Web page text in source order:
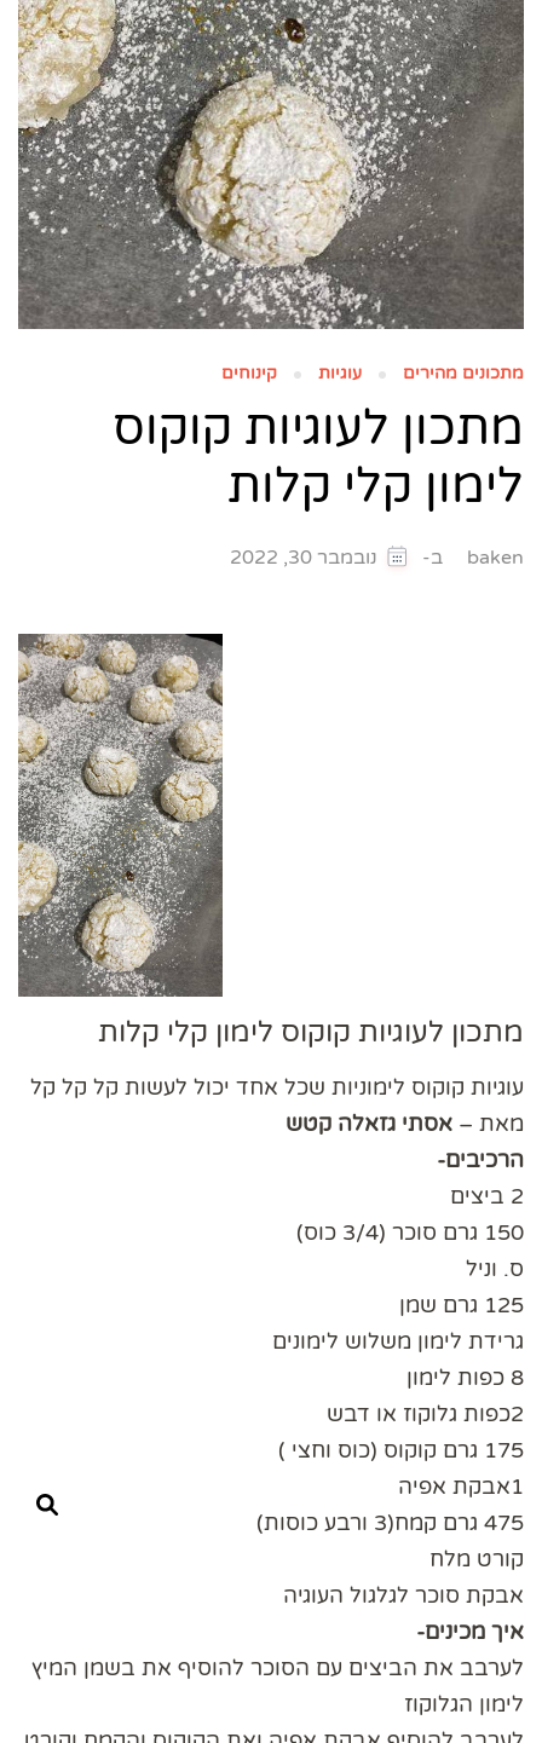
מתכונים מהירים עוגיות קינוחים
מתכון לעוגיות קוקוס
לימון קלי קלות
baken ב- נובמבר 30, 2022
מתכון לעוגיות קוקוס לימון קלי קלות
עוגיות קוקוס לימוניות שכל אחד יכול לעשות קל קל קל
מאת – אסתי גזאלה קטש
הרכיבים-
2 ביצים
150 גרם סוכר (3/4 כוס)
ס. וניל
125 גרם שמן
גרידת לימון משלוש לימונים
8 כפות לימון
2כפות גלוקוז או דבש
175 גרם קוקוס (כוס וחצי )
1אבקת אפיה
475 גרם קמח(3 ורבע כוסות)
קורט מלח
אבקת סוכר לגלגול העוגיה
איך מכינים-
לערבב את הביצים עם הסוכר להוסיף את בשמן המיץ
לימון הגלוקוז